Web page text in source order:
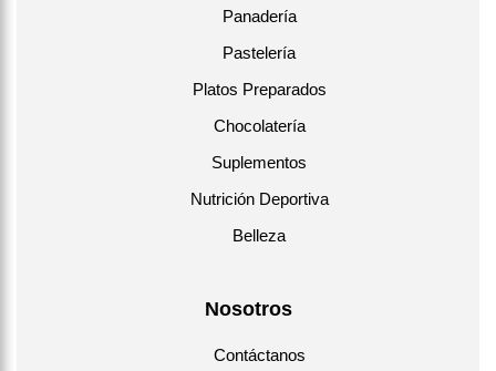
Panadería
Pastelería
Platos Preparados
Chocolatería
Suplementos
Nutrición Deportiva
Belleza
Nosotros
Contáctanos